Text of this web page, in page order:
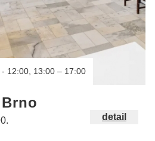
- 12:00, 13:00 – 17:00
detail